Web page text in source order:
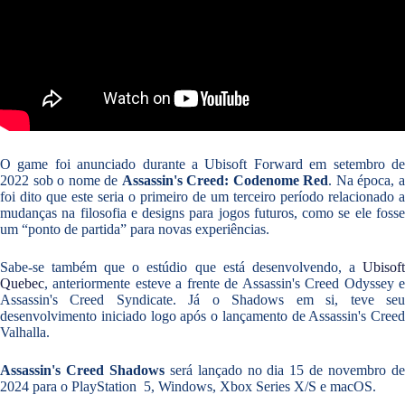
O game foi anunciado durante a Ubisoft Forward em setembro de
2022 sob o nome de Assassin's Creed: Codenome Red. Na época, a
foi dito que este seria o primeiro de um terceiro período relacionado a
mudanças na filosofia e designs para jogos futuros, como se ele fosse
um “ponto de partida” para novas experiências.
Sabe-se também que o estúdio que está desenvolvendo, a Ubisoft
Quebec, anteriormente esteve a frente de Assassin's Creed Odyssey e
Assassin's Creed Syndicate. Já o Shadows em si, teve seu
desenvolvimento iniciado logo após o lançamento de Assassin's Creed
Valhalla.
Assassin's Creed Shadowsserá lançado no dia 15 de novembro de
2024 para o PlayStation 5, Windows, Xbox Series X/S e macOS.